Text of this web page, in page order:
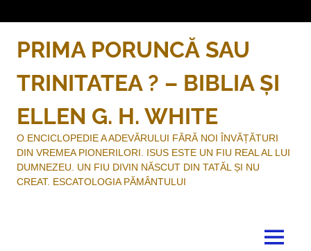
la
conținutPRIMA PORUNCĂ SAU
TRINITATEA ? – BIBLIA ȘI
ELLEN G. H. WHITE
O ENCICLOPEDIE A ADEVĂRULUI FĂRĂ NOI ÎNVĂȚĂTURI
DIN VREMEA PIONERILORI. ISUS ESTE UN FIU REAL AL LUI
DUMNEZEU. UN FIU DIVIN NĂSCUT DIN TATĂL ȘI NU
CREAT. ESCATOLOGIA PĂMÂNTULUI
MENU